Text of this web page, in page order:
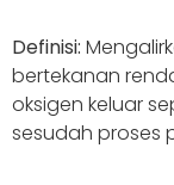
Definisi:
bertekanan
oksigen keluar
sesudah proses